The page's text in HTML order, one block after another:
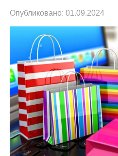
Опубликовано: 01.09.2024